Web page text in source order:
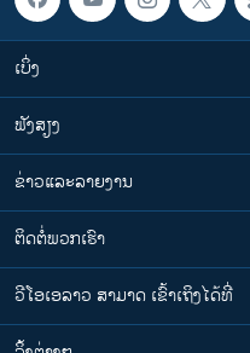
ເບິ່ງ
ຟັງສຽງ
ຂ່າວແລະລາຍງານ
ຕິດຕໍ່ພວກເຮົາ
ວີໂອເອລາວ ສາມາດ ເຂົ້າເຖິງໄດ້ທີ່